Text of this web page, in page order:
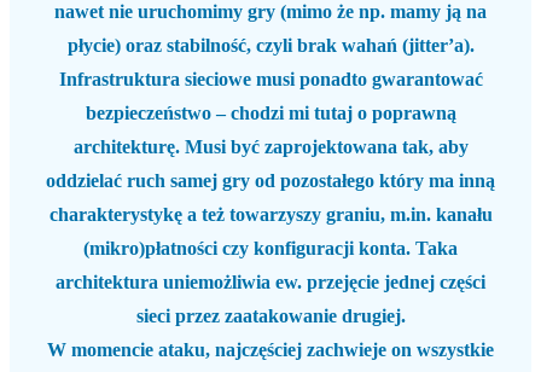
nawet nie uruchomimy gry (mimo że np. mamy ją na
płycie) oraz stabilność, czyli brak wahań (jitter’a).
Infrastruktura sieciowe musi ponadto gwarantować
bezpieczeństwo – chodzi mi tutaj o poprawną
architekturę. Musi być zaprojektowana tak, aby
oddzielać ruch samej gry od pozostałego który ma inną
charakterystykę a też towarzyszy graniu, m.in. kanału
(mikro)płatności czy konfiguracji konta. Taka
architektura uniemożliwia ew. przejęcie jednej części
sieci przez zaatakowanie drugiej.
W momencie ataku, najczęściej zachwieje on wszystkie